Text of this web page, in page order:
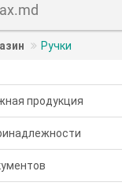
Ручки
продукция